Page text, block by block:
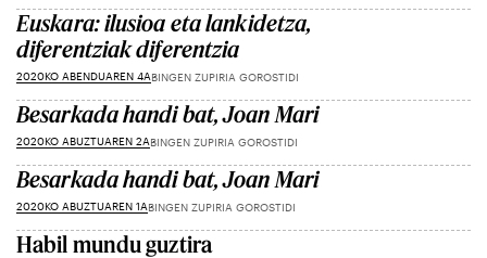
Euskara: ilusioa eta lankidetza,
diferentziak diferentzia
2020KO ABENDUAREN 4ABINGEN ZUPIRIA GOROSTIDI
Besarkada handi bat, Joan Mari
2020KO ABUZTUAREN 2ABINGEN ZUPIRIA GOROSTIDI
Besarkada handi bat, Joan Mari
2020KO ABUZTUAREN 1ABINGEN ZUPIRIA GOROSTIDI
Habil mundu guztira